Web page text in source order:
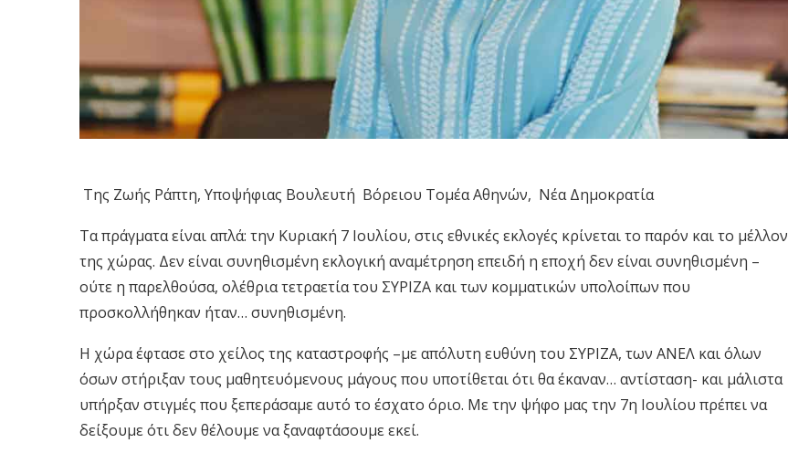
Της Ζωής Ράπτη, Υποψήφιας Βουλευτή Βόρειου Τομέα Αθηνών, Νέα Δημοκρατία
Τα πράγματα είναι απλά: την Κυριακή 7 Ιουλίου, στις εθνικές εκλογές κρίνεται το παρόν και το μέλλον
της χώρας. Δεν είναι συνηθισμένη εκλογική αναμέτρηση επειδή η εποχή δεν είναι συνηθισμένη –
ούτε η παρελθούσα, ολέθρια τετραετία του ΣΥΡΙΖΑ και των κομματικών υπολοίπων που
προσκολλήθηκαν ήταν… συνηθισμένη.
Η χώρα έφτασε στο χείλος της καταστροφής –με απόλυτη ευθύνη του ΣΥΡΙΖΑ, των ΑΝΕΛ και όλων
όσων στήριξαν τους μαθητευόμενους μάγους που υποτίθεται ότι θα έκαναν… αντίσταση- και μάλιστα
υπήρξαν στιγμές που ξεπεράσαμε αυτό το έσχατο όριο. Με την ψήφο μας την 7η Ιουλίου πρέπει να
δείξουμε ότι δεν θέλουμε να ξαναφτάσουμε εκεί.